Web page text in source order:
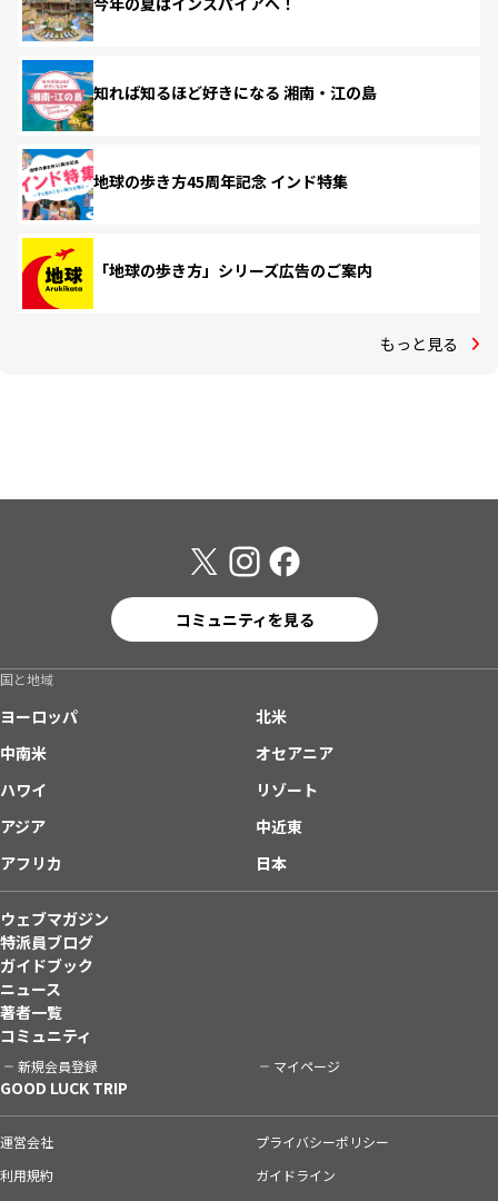
知れば知るほど好きになる 湘南・江の島
地球の歩き方45周年記念 インド特集
「地球の歩き方」シリーズ広告のご案内
もっと見る
コミュニティを見る
国と地域
ヨーロッパ
北米
中南米
オセアニア
ハワイ
リゾート
アジア
中近東
アフリカ
日本
ウェブマガジン
特派員ブログ
ガイドブック
ニュース
著者一覧
コミュニティ
新規会員登録 マイページ
GOOD LUCK TRIP
運営会社
プライバシーポリシー
利用規約
ガイドライン